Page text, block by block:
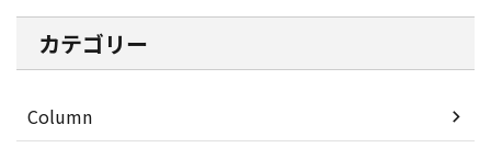
カテゴリー
Column